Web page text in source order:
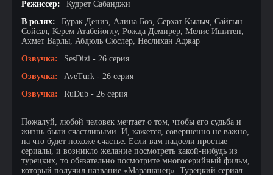
Режиссер:
Кудрет Сабанджи
В ролях:
Бурак Дениз, Алина Боз, Серхат Кылыч, Сайгын
Сойсал, Керем Атабейоглу, Рожда Демирер, Мелис Ишитен,
Ахмет Варлы, Абдюль Сюслер, Неслихан Аджар
Озвучка:
SesDizi - 26 серия
Озвучка:
AveTurk - 26 серия
Озвучка:
RuDub - 26 серия
Пожалуй, любой человек мечтает о том, чтобы его судьба и
жизнь были счастливыми. И, кажется, совершенно не важно,
на что будет похоже счастье. Если вам надоели простые
сериалы, и возникло желание посмотреть какой-нибудь из
турецких, то обязательно посмотрите многосерийный фильм,
который получил название «Марашанец». Турецкий сериал